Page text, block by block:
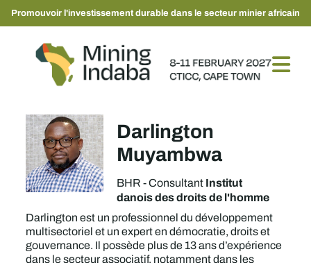
Promouvoir l'investissement durable dans le secteur minier africain
Darlington
Muyambwa
BHR - ConsultantInstitut
danois des droits de l'homme
Darlington est un professionnel du développement
multisectoriel et un expert en démocratie, droits et
gouvernance. Il possède plus de 13 ans d’expérience
dans le secteur associatif, notamment dans les